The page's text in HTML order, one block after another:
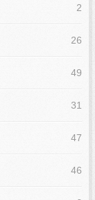
2
26
49
31
47
46